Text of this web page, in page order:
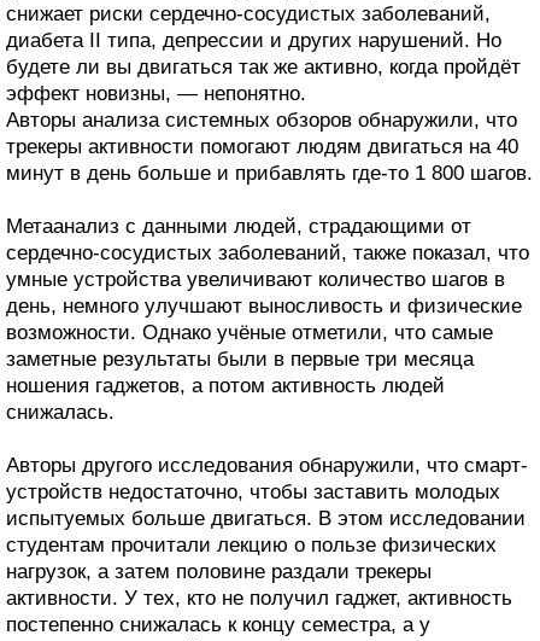
снижает риски сердечно-сосудистых заболеваний,
диабета II типа, депрессии и других нарушений. Но
будете ли вы двигаться так же активно, когда пройдёт
эффект новизны, — непонятно.
Авторы анализа системных обзоров обнаружили, что
трекеры активности помогают людям двигаться на 40
минут в день больше и прибавлять где-то 1 800 шагов.
Метаанализ с данными людей, страдающими от
сердечно-сосудистых заболеваний, также показал, что
умные устройства увеличивают количество шагов в
день, немного улучшают выносливость и физические
возможности. Однако учёные отметили, что самые
заметные результаты были в первые три месяца
ношения гаджетов, а потом активность людей
снижалась.
Авторы другого исследования обнаружили, что смарт-
устройств недостаточно, чтобы заставить молодых
испытуемых больше двигаться. В этом исследовании
студентам прочитали лекцию о пользе физических
нагрузок, а затем половине раздали трекеры
активности. У тех, кто не получил гаджет, активность
постепенно снижалась к концу семестра, а у